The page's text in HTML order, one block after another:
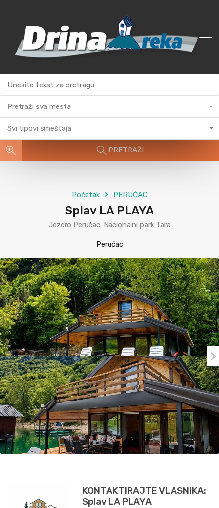
Pretraži sva mesta
Svi tipovi smeštaja
PRETRAŽI
Početak PERUĆAC
Splav LA PLAYA
Jezero Perućac. Nacionalni park Tara
Perućac
KONTAKTIRAJTE VLASNIKA:
Splav LA PLAYA